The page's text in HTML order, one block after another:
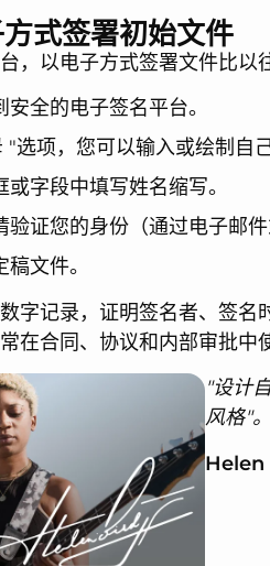
式签署初始文件
，以电子方式签署文件比以
全的电子签名平台。
选项，您可以输入或绘制自
字段中填写姓名缩写。
验证您的身份（通过电子邮件
文件。
字记录，证明签名者、签
在合同、协议和内部审批中
"设计
风格"。
Helen